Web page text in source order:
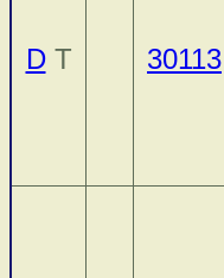
DT 30113